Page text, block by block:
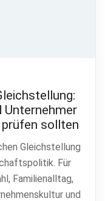
Unternehmer
sollten
Gleichstellung
Für
Familienalltag,
und